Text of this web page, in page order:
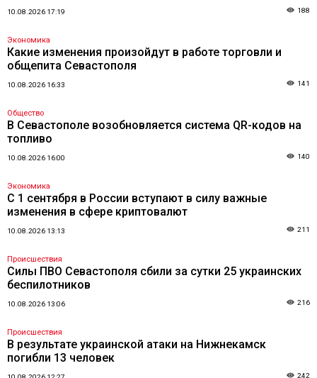
10.08.2026 17:19 188
Экономика
Какие изменения произойдут в работе торговли и
общепита Севастополя
10.08.2026 16:33 141
Общество
В Севастополе возобновляется система QR-кодов на
топливо
10.08.2026 16:00 140
Экономика
С 1 сентября в России вступают в силу важные
изменения в сфере криптовалют
10.08.2026 13:13 211
Происшествия
Силы ПВО Севастополя сбили за сутки 25 украинских
беспилотников
10.08.2026 13:06 216
Происшествия
В результате украинской атаки на Нижнекамск
погибли 13 человек
242